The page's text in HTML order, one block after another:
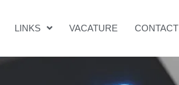
LINKS VACATURE CONTACT